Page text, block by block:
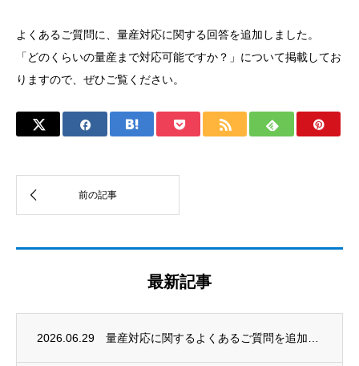
よくあるご質問に、量産対応に関する回答を追加しました。
「どのくらいの量産まで対応可能ですか？」について掲載してお
りますので、ぜひご覧ください。
最新記事
2026.06.29